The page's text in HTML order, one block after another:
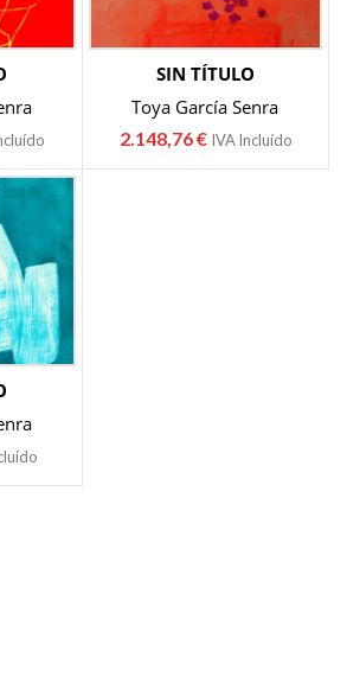
SIN TÍTULO
Toya García Senra
2.148,76€ IVA Incluído